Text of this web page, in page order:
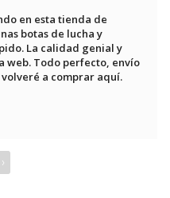
en esta tienda de
botas de lucha y
La calidad genial y
web. Todo perfecto, envío
a comprar aquí.
›